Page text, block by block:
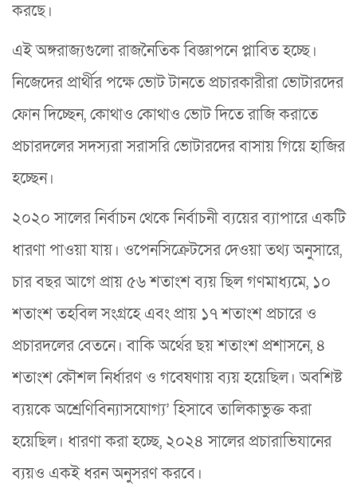
করছে।
এই অঙ্গরাজ্যগুলো রাজনৈতিক বিজ্ঞাপনে প্লাবিত হচ্ছে।
নিজেদের প্রার্থীর পক্ষে ভোট টানতে প্রচারকারীরা ভোটারদের
ফোন দিচ্ছেন, কোথাও কোথাও ভোট দিতে রাজি করাতে
প্রচারদলের সদস্যরা সরাসরি ভোটারদের বাসায় গিয়ে হাজির
হচ্ছেন।
২০২০ সালের নির্বাচন থেকে নির্বাচনী ব্যয়ের ব্যাপারে একটি
ধারণা পাওয়া যায়। ওপেনসিক্রেটসের দেওয়া তথ্য অনুসারে,
চার বছর আগে প্রায় ৫৬ শতাংশ ব্যয় ছিল গণমাধ্যমে, ১০
শতাংশ তহবিল সংগ্রহে এবং প্রায় ১৭ শতাংশ প্রচারে ও
প্রচারদলের বেতনে। বাকি অর্থের ছয় শতাংশ প্রশাসনে, ৪
শতাংশ কৌশল নির্ধারণ ও গবেষণায় ব্যয় হয়েছিল। অবশিষ্ট
ব্যয়কে অশ্রেণিবিন্যাসযোগ্য’ হিসাবে তালিকাভুক্ত করা
হয়েছিল। ধারণা করা হচ্ছে, ২০২৪ সালের প্রচারাভিযানের
ব্যয়ও একই ধরন অনুসরণ করবে।